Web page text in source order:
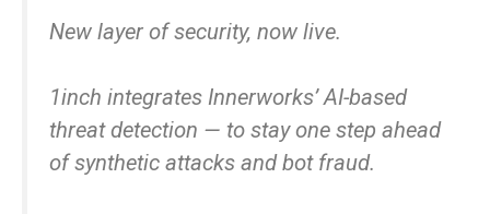
New layer of security, now live.
1inch integrates Innerworks’ AI-based
threat detection — to stay one step ahead
of synthetic attacks and bot fraud.